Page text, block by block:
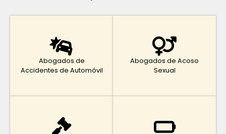
Abogados de
Accidentes de Automóvil
Abogados de Acoso
Sexual